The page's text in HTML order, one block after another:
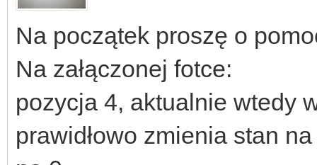
Na początek proszę o
Na załączonej fotce:
pozycja 4, aktualnie wtedy
prawidłowo zmienia stan